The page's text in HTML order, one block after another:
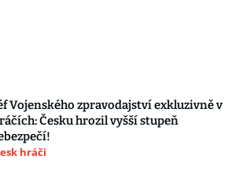
Vojenského zpravodajství exkluzivně v
Česku hrozil vyšší stupeň
hráči